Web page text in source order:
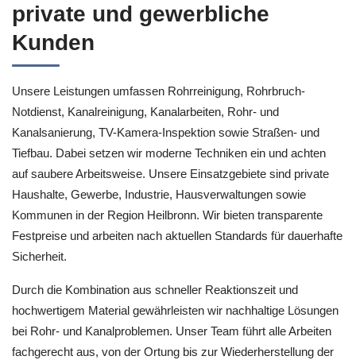
private und gewerbliche
Kunden
Unsere Leistungen umfassen Rohrreinigung, Rohrbruch-
Notdienst, Kanalreinigung, Kanalarbeiten, Rohr- und
Kanalsanierung, TV-Kamera-Inspektion sowie Straßen- und
Tiefbau. Dabei setzen wir moderne Techniken ein und achten
auf saubere Arbeitsweise. Unsere Einsatzgebiete sind private
Haushalte, Gewerbe, Industrie, Hausverwaltungen sowie
Kommunen in der Region Heilbronn. Wir bieten transparente
Festpreise und arbeiten nach aktuellen Standards für dauerhafte
Sicherheit.
Durch die Kombination aus schneller Reaktionszeit und
hochwertigem Material gewährleisten wir nachhaltige Lösungen
bei Rohr- und Kanalproblemen. Unser Team führt alle Arbeiten
fachgerecht aus, von der Ortung bis zur Wiederherstellung der